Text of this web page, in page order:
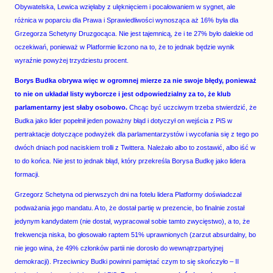
Obywatelska, Lewica wzięłaby z ulęknięciem i pocałowaniem w sygnet, ale
różnica w poparciu dla Prawa i Sprawiedliwości wynosząca aż 16% była dla
Grzegorza Schetyny Druzgocąca. Nie jest tajemnicą, że i te 27% było dalekie od
oczekiwań, ponieważ w Platformie liczono na to, że to jednak będzie wynik
wyraźnie powyżej trzydziestu procent.
Borys Budka obrywa więc w ogromnej mierze za nie swoje błędy, ponieważ
to nie on układał listy wyborcze i jest odpowiedzialny za to, że klub
parlamentarny jest słaby osobowo. Chcąc być uczciwym trzeba stwierdzić, że
Budka jako lider popełnił jeden poważny błąd i dotyczył on wejścia z PiS w
pertraktacje dotyczące podwyżek dla parlamentarzystów i wycofania się z tego po
dwóch dniach pod naciskiem trolli z Twittera. Należało albo to zostawić, albo iść w
to do końca. Nie jest to jednak błąd, który przekreśla Borysa Budkę jako lidera
formacji.
Grzegorz Schetyna od pierwszych dni na fotelu lidera Platformy doświadczał
podważania jego mandatu. A to, że dostał partię w prezencie, bo finalnie został
jedynym kandydatem (nie dostał, wypracował sobie tamto zwycięstwo), a to, że
frekwencja niska, bo głosowało raptem 51% uprawnionych (zarzut absurdalny, bo
nie jego wina, że 49% członków partii nie dorosło do wewnątrzpartyjnej
demokracji). Przeciwnicy Budki powinni pamiętać czym to się skończyło – II